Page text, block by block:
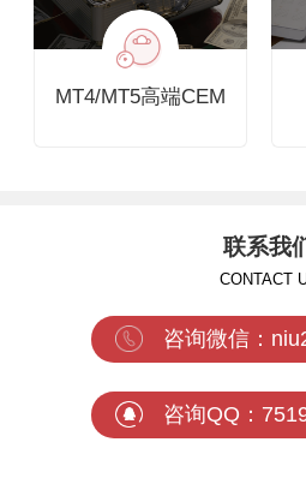
MT4/MT5高端CEM
联系我
CONTACT
咨询微信：
咨询QQ：